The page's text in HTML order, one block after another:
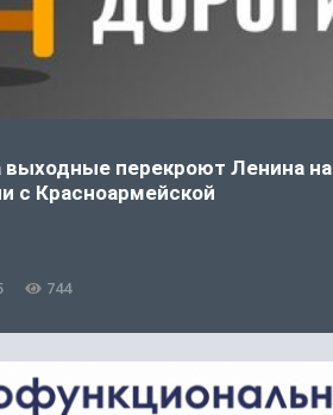
выходные перекроют Ленина на
с Красноармейской
744